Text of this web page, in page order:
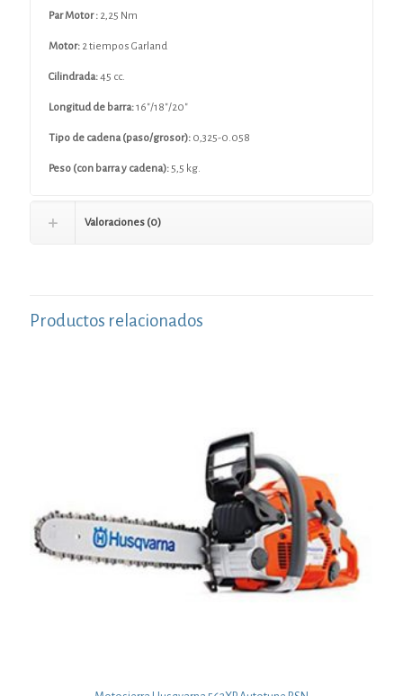
Par Motor : 2,25 Nm
Motor: 2 tiempos Garland
Cilindrada:45 cc.
Longitud de barra:16″/18″/20″
Tipo de cadena (paso/grosor): 0,325-0.058
Peso (con barra y cadena): 5,5 kg.
Valoraciones (0)
Productos relacionados